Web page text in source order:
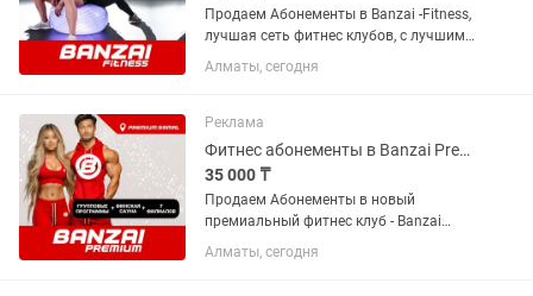
Продаем Абонементы в Banzai -Fitness,
лучшая сеть фитнес клубов, с лучшими
в городе инструкторами и самыми
адекватными ценами в городе.
подробности по телефону,...
Алматы, сегодня
Реклама
Фитнес абонементы в Banzai Premium Samal (8филиалов)
35 000 ₸
Продаем Абонементы в новый
премиальный фитнес клуб - Banzai
Premium | Samal (+дает право
посещать еще 7 филиалов Banzai
Алматы, сегодня